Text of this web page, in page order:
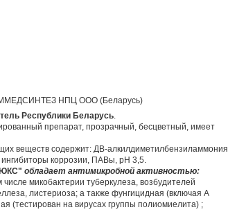
НПЦ ООО (Беларусь)
Республики Беларусь.
препарат, прозрачный, бесцветный, имеет
веществ содержит: ДВ-алкилдиметилбензиламмония
ингибиторы коррозии, ПАВы, рН 3,5.
обладает антимикробной активностью:
микобактерии туберкулеза, возбудителей
листериоза; а также фунгицидная (включая А
(тестирован на вирусах группы полиомиелита) ;